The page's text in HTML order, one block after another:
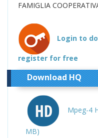
FAMIGLIA
Login to
register for free
Download HQ
Mpeg-4
MB)